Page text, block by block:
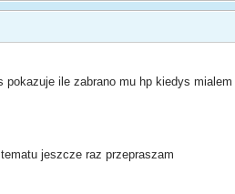
ile zabrano mu hp kiedys
jeszcze raz przepraszam